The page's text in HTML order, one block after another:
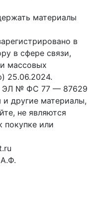
материалы
в
в сфере связи,
массовых
25.06.2024.
ЭЛ № ФС 77 — 87629
и другие материалы,
не являются
покупке или